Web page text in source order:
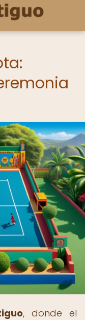
, donde el